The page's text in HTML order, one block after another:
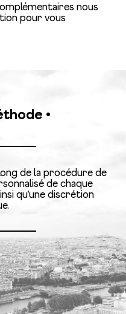
nous
pour vous
•
de la procédure de
de chaque
qu’une discrétion